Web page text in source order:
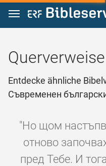
Zum Inhalt springen
Querverweise
Entdecke ähnliche
Съвременен
"Но щом
отново
пред Тебе. И